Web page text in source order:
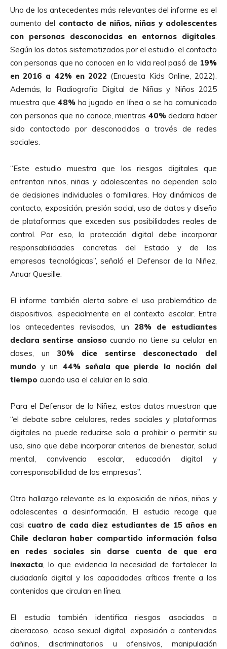
Uno de los antecedentes más relevantes del informe es el
aumento del contacto de niños, niñas y adolescentes
con personas desconocidas en entornos digitales
Según los datos sistematizados por el estudio, el contacto
con personas que no conocen en la vida real pasó de 19%
en 2016 a 42% en 2022 (Encuesta Kids Online, 2022).
Además, la Radiografía Digital de Niñas y Niños 2025
muestra que48% ha jugado en línea o se ha comunicado
con personas que no conoce, mientras 40%declara haber
sido contactado por desconocidos a través de redes
sociales.
“Este estudio muestra que los riesgos digitales que
enfrentan niños, niñas y adolescentes no dependen solo
de decisiones individuales o familiares. Hay dinámicas de
contacto, exposición, presión social, uso de datos y diseño
de plataformas que exceden sus posibilidades reales de
control. Por eso, la protección digital debe incorporar
responsabilidades concretas del Estado y de las
empresas tecnológicas”, señaló el Defensor de la Niñez,
Anuar Quesille.
El informe también alerta sobre el uso problemático de
dispositivos, especialmente en el contexto escolar. Entre
los antecedentes revisados, un 28% de estudiantes
declara sentirse ansioso cuando no tiene su celular en
clases, un 30% dice sentirse desconectado del
mundo y un 44% señala que pierde la noción del
tiempo cuando usa el celular en la sala.
Para el Defensor de la Niñez, estos datos muestran que
“el debate sobre celulares, redes sociales y plataformas
digitales no puede reducirse solo a prohibir o permitir su
uso, sino que debe incorporar criterios de bienestar, salud
mental, convivencia escolar, educación digital y
corresponsabilidad de las empresas”.
Otro hallazgo relevante es la exposición de niños, niñas y
adolescentes a desinformación. El estudio recoge que
casi cuatro de cada diez estudiantes de 15 años en
Chile declaran haber compartido información falsa
en redes sociales sin darse cuenta de que era
inexacta , lo que evidencia la necesidad de fortalecer la
ciudadanía digital y las capacidades críticas frente a los
contenidos que circulan en línea.
El estudio también identifica riesgos asociados a
ciberacoso, acoso sexual digital, exposición a contenidos
dañinos, discriminatorios u ofensivos, manipulación